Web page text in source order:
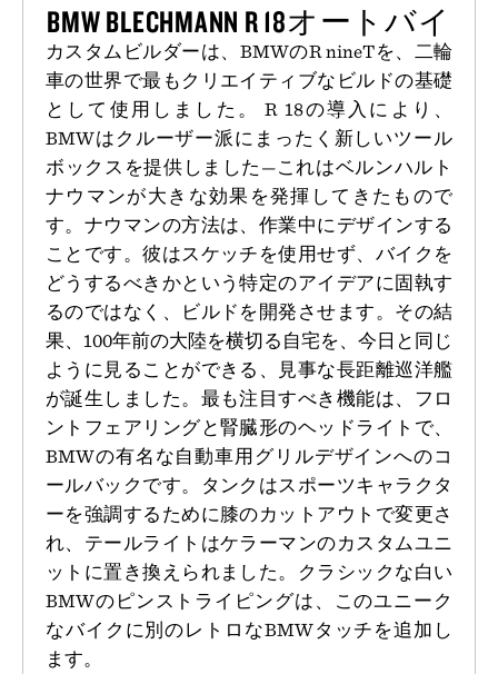
BMW BLECHMANN R 18オートバイ
カスタムビルダーは、BMWのR nineTを、二輪
車の世界で最もクリエイティブなビルドの基礎
として使用しました。 R 18の導入により、
BMWはクルーザー派にまったく新しいツール
ボックスを提供しました—これはベルンハルト
ナウマンが大きな効果を発揮してきたもので
す。ナウマンの方法は、作業中にデザインする
ことです。彼はスケッチを使用せず、バイクを
どうするべきかという特定のアイデアに固執す
るのではなく、ビルドを開発させます。その結
果、100年前の大陸を横切る自宅を、今日と同じ
ように見ることができる、見事な長距離巡洋艦
が誕生しました。最も注目すべき機能は、フロ
ントフェアリングと腎臓形のヘッドライトで、
BMWの有名な自動車用グリルデザインへのコ
ールバックです。タンクはスポーツキャラクタ
ーを強調するために膝のカットアウトで変更さ
れ、テールライトはケラーマンのカスタムユニ
ットに置き換えられました。クラシックな白い
BMWのピンストライピングは、このユニーク
なバイクに別のレトロなBMWタッチを追加し
ます。